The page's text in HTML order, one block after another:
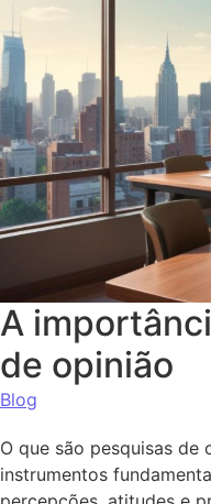
A
de opinião
Blog
O que são pesquisas de
instrumentos